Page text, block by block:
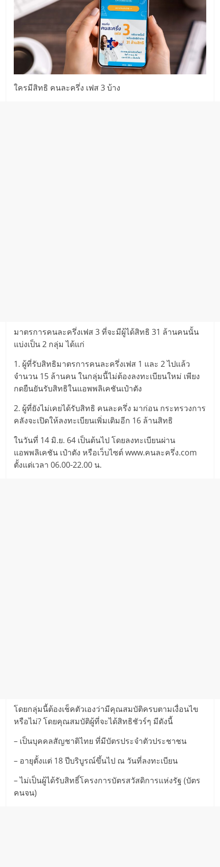
ใครมีสิทธิ คนละครึ่ง เฟส 3 บ้าง
มาตรการคนละครึ่งเฟส 3 ที่จะมีผู้ได้สิทธิ 31 ล้านคนนั้น
แบ่งเป็น 2 กลุ่ม ได้แก่
1. ผู้ที่รับสิทธิมาตรการคนละครึ่งเฟส 1 และ 2 ไปแล้ว
จำนวน 15 ล้านคน ในกลุ่มนี้ไม่ต้องลงทะเบียนใหม่ เพียง
กดยืนยันรับสิทธิในแอพพลิเคชันเป๋าตัง
2. ผู้ที่ยังไม่เคยได้รับสิทธิ คนละครึ่ง มาก่อน กระทรวงการ
คลังจะเปิดให้ลงทะเบียนเพิ่มเติมอีก 16 ล้านสิทธิ
ในวันที่ 14 มิ.ย. 64 เป็นต้นไป โดยลงทะเบียนผ่าน
แอพพลิเคชัน เป๋าตัง หรือเว็บไซต์ www.คนละครึ่ง.com
ตั้งแต่เวลา 06.00-22.00 น.
โดยกลุ่มนี้ต้องเช็คตัวเองว่ามีคุณสมบัติครบตามเงื่อนไข
หรือไม่? โดยคุณสมบัติผู้ที่จะได้สิทธิชัวร์ๆ มีดังนี้
– เป็นบุคคลสัญชาติไทย ที่มีบัตรประจำตัวประชาชน
– อายุตั้งแต่ 18 ปีบริบูรณ์ขึ้นไป ณ วันที่ลงทะเบียน
– ไม่เป็นผู้ได้รับสิทธิ์โครงการบัตรสวัสดิการแห่งรัฐ (บัตร
คนจน)